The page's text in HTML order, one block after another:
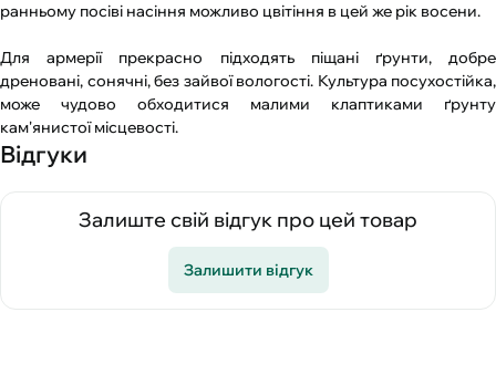
ранньому посіві насіння можливо цвітіння в цей же рік восени.
Для армерії прекрасно підходять піщані ґрунти, добре
дреновані, сонячні, без зайвої вологості. Культура посухостійка,
може чудово обходитися малими клаптиками ґрунту
кам'янистої місцевості.
Відгуки
Залиште свій відгук про цей товар
Залишити відгук